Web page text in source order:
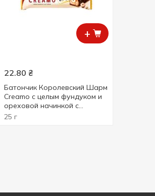
+
22.80 ₴
Батончик Королевский Шарм
Creamo с целым фундуком и
ореховой начинкой с
фруктозой 25г
25 г